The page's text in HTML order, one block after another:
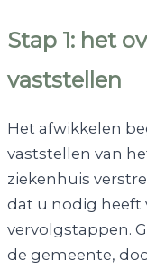
Stap 1: het
vaststellen
Het afwikkelen
vaststellen van
ziekenhuis
dat u nodig heeft
vervolgstappen.
de gemeente,